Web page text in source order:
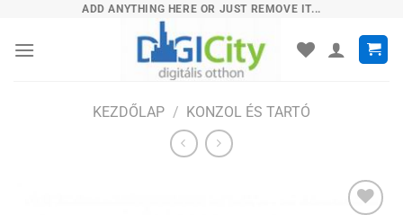
content
ADD ANYTHING HERE OR JUST REMOVE IT...
KEZDŐLAP / KONZOL ÉS TARTÓ